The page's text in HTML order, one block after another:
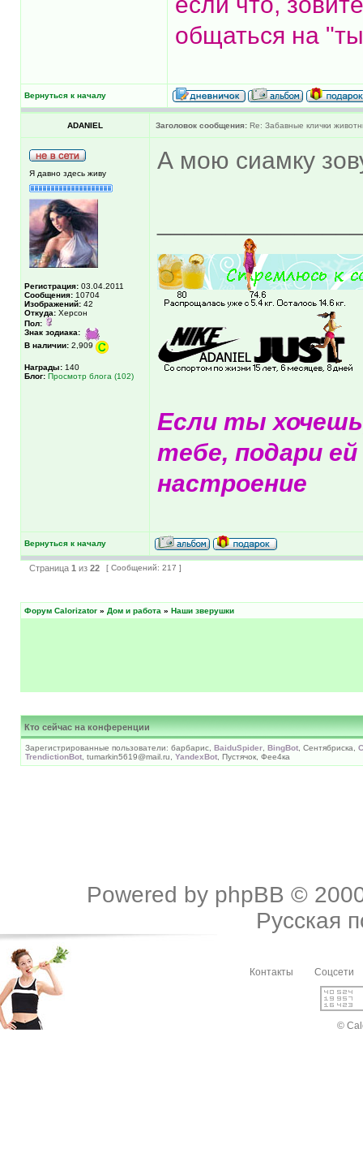
общаться на
Вернуться к началу
ADANIEL Заголовок сообщения: Re: Забавные клички
Я давно здесь живу
Регистрация: 03.04.2011
Сообщения: 10704
Изображений: 42
Откуда: Херсон
Пол:
Знак зодиака:
В наличии: 2,909
Награды: 140
Блог: Просмотр блога (102)
А мою сиамку
Если ты
тебе, подари ей
настроение
Вернуться к началу
Страница 1 из 22 [ Сообщений: 217 ]
Форум Calorizator » Дом и работа » Наши зверушки
Кто сейчас на конференции
Зарегистрированные пользователи: барбарис, BaiduSpider BingBot , Сентябриска,
TrendictionBot , tumarkin5619@mail.ru, YandexBot , Пустячок, Фее4ка
Powered by phpBB ©
Русская
Контакты Соцсети
©